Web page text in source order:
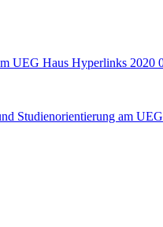
Studienorientierung am UEG